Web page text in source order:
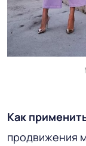
Как
продвижения